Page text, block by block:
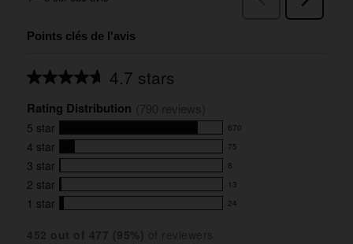
Points clés de l'avis
4.7 stars
Average
for
this
product:
4.7
out
of
5
stars
Rating Distribution
5 star 670
670
reviews
with
5
star
rating.
4 star 75
75
reviews
with
4
3 star 8
8
reviews
with
2 star 13
13
reviews
1 star 24
24